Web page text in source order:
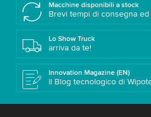
Macchine disponibili a stock
Brevi tempi di consegna
Lo Show Truck
arriva da te!
Innovation Magazine (EN)
Il Blog tecnologico di